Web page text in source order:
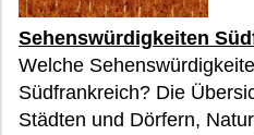
Sehenswürdigkeiten
Welche
Südfrankreich? Die
Städten und Dörfern,